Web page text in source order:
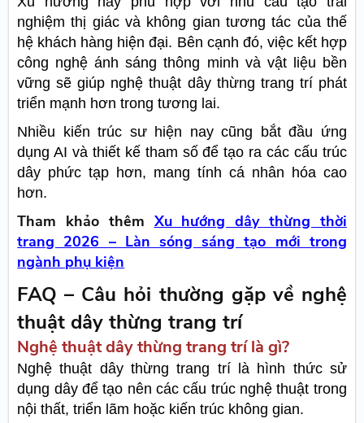
nghiệm thị giác và không gian tương tác của thế
hệ khách hàng hiện đại. Bên cạnh đó, việc kết hợp
công nghệ ánh sáng thông minh và vật liệu bền
vững sẽ giúp nghệ thuật dây thừng trang trí phát
triển mạnh hơn trong tương lai.
Nhiều kiến trúc sư hiện nay cũng bắt đầu ứng
dụng AI và thiết kế tham số để tạo ra các cấu trúc
dây phức tạp hơn, mang tính cá nhân hóa cao
hơn.
Tham khảo thêm Xu hướng dây thừng thời
trang 2026 – Làn sóng sáng tạo mới trong
ngành phụ kiện
FAQ – Câu hỏi thường gặp về nghệ
thuật dây thừng trang trí
Nghệ thuật dây thừng trang trí là gì?
Nghệ thuật dây thừng trang trí là hình thức sử
dụng dây để tạo nên các cấu trúc nghệ thuật trong
nội thất, triển lãm hoặc kiến trúc không gian.